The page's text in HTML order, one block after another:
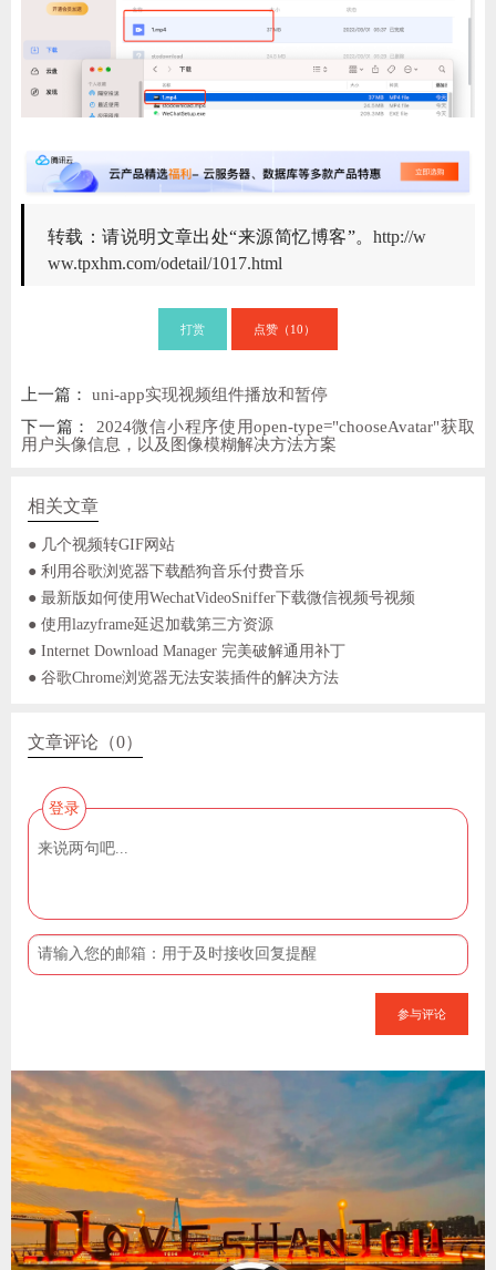
转载：请说明文章出处“来源简忆博客”。http://w
ww.tpxhm.com/odetail/1017.html
打赏 点赞（ 10 ）
上一篇：uni-app实现视频组件播放和暂停
下一篇： 2024微信小程序使用open-type="chooseAvatar"获取
用户头像信息，以及图像模糊解决方法方案
相关文章
● 几个视频转GIF网站
● 利用谷歌浏览器下载酷狗音乐付费音乐
● 最新版如何使用WechatVideoSniffer下载微信视频号视频
● 使用lazyframe延迟加载第三方资源
● Internet Download Manager 完美破解通用补丁
● 谷歌Chrome浏览器无法安装插件的解决方法
文章评论（0）
登录
参与评论